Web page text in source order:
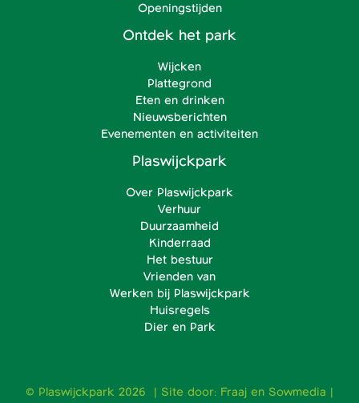
Openingstijden
Ontdek het park
Wijcken
Plattegrond
Eten en drinken
Nieuwsberichten
Evenementen en activiteiten
Plaswijckpark
Over Plaswijckpark
Verhuur
Duurzaamheid
Kinderraad
Het bestuur
Vrienden van
Werken bij Plaswijckpark
Huisregels
Dier en Park
© Plaswijckpark 2026 | Site door: Fraaj en Sowmedia |